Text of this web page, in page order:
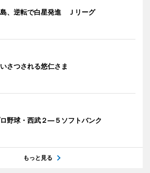
、逆転で白星発進 Ｊリーグ
さつされる悠仁さま
野球・西武２―５ソフトバンク
もっと見る